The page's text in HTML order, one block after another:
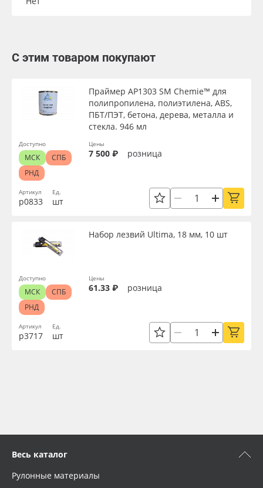
С этим товаром покупают
Артикул
р0833
Праймер AP1303 SM Chemie™ для
полипропилена, полиэтилена, ABS,
ПБТ/ПЭТ, бетона, дерева, металла и
стекла. 946 мл
Ед.
шт
Цены
7 500 ₽ розница
Доступно
МСК
СПБ
РНД
Артикул
р3717
Набор лезвий Ultima, 18 мм, 10 шт
Ед.
шт
Цены
61.33 ₽ розница
Доступно
МСК
СПБ
РНД
Весь каталог
Рулонные материалы